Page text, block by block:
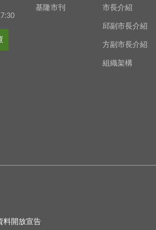
基隆市刊 市長介紹
邱副市長介紹
方副市長介紹
組織架構
料開放宣告